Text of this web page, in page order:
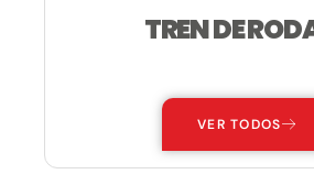
TREN DE
VER TODOS